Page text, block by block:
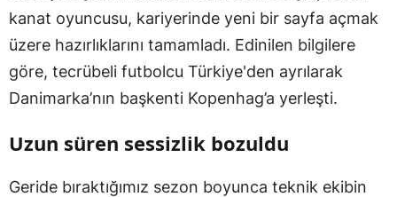
kanat oyuncusu, kariyerinde yeni bir sayfa açmak
üzere hazırlıklarını tamamladı. Edinilen bilgilere
göre, tecrübeli futbolcu Türkiye'den ayrılarak
Danimarka’nın başkenti Kopenhag’a yerleşti.
Uzun süren sessizlik bozuldu
Geride bıraktığımız sezon boyunca teknik ekibin